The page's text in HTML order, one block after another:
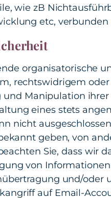
wie zB
etc, verbunden
organisatorische
rechtswidrigem
Manipulation
eines stets
nicht
geben, von
Sie, dass wir
von
und/oder
auf Email-